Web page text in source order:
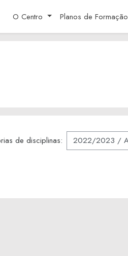
O Centro Planos de Formação
de disciplinas: